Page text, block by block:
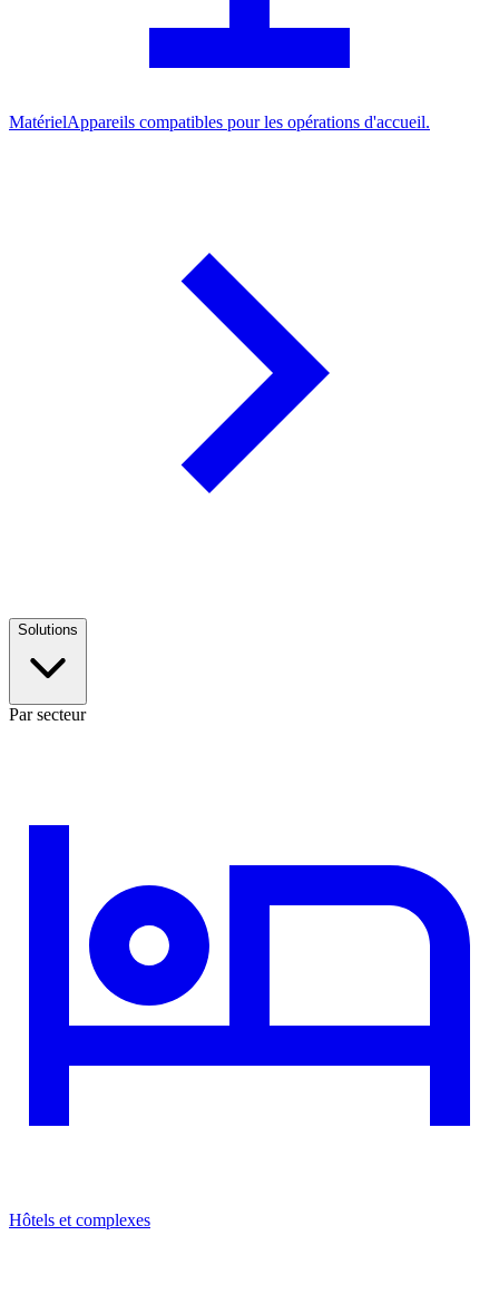
MatérielAppareils compatibles pour les opérations d'accueil.
Solutions
Par secteur
Hôtels et complexes